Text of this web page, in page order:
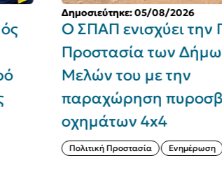
Δημοσιεύτηκε: 05/08/2026
Ο ΣΠΑΠ ενισχύει την Πολιτική
Προστασία των Δήμων -
Μελών του με την
παραχώρηση πυροσβεστικών
οχημάτων 4x4
Πολιτική Προστασία Ενημέρωση